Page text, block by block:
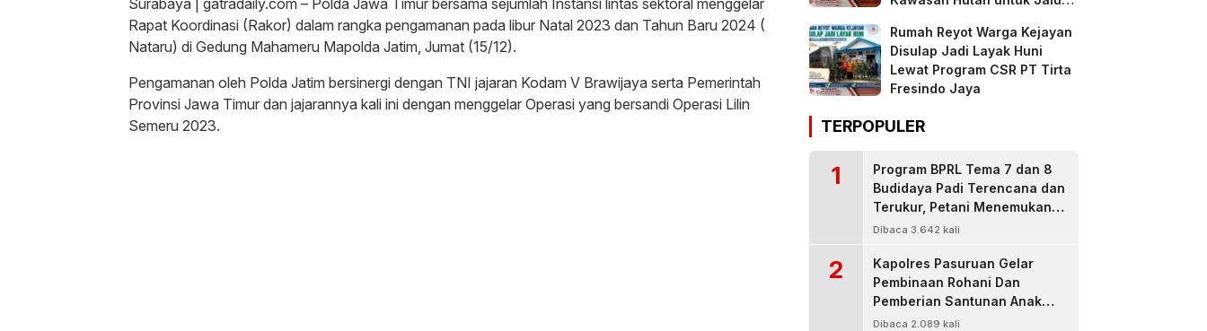
Rapat Koordinasi (Rakor) dalam rangka pengamanan pada libur Natal 2023 dan Tahun Baru 2024 (
Nataru) di Gedung Mahameru Mapolda Jatim, Jumat (15/12).
Pengamanan oleh Polda Jatim bersinergi dengan TNI jajaran Kodam V Brawijaya serta Pemerintah
Provinsi Jawa Timur dan jajarannya kali ini dengan menggelar Operasi yang bersandi Operasi Lilin
Semeru 2023.
Rumah Reyot Warga Kejayan
Disulap Jadi Layak Huni
Lewat Program CSR PT Tirta
Fresindo Jaya
TERPOPULER
1
Program BPRL Tema 7 dan 8
Budidaya Padi Terencana dan
Terukur, Petani Menemukan
Penanggulangan Hama
Dibaca 3.642 kali
2
Kapolres Pasuruan Gelar
Pembinaan Rohani Dan
Pemberian Santunan Anak
Yatim untuk Tingkatkan
Dibaca 2.089 kali